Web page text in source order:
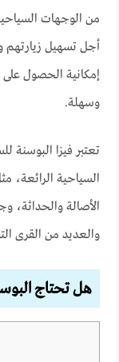
من الوجهات
أجل تسهيل زيارتهم
إمكانية الحصول
وسهلة.
تعتبر فيزا البوسنة
السياحية الرائعة،
الأصالة والحداثة،
والعديد من القرى
هل تحتاج